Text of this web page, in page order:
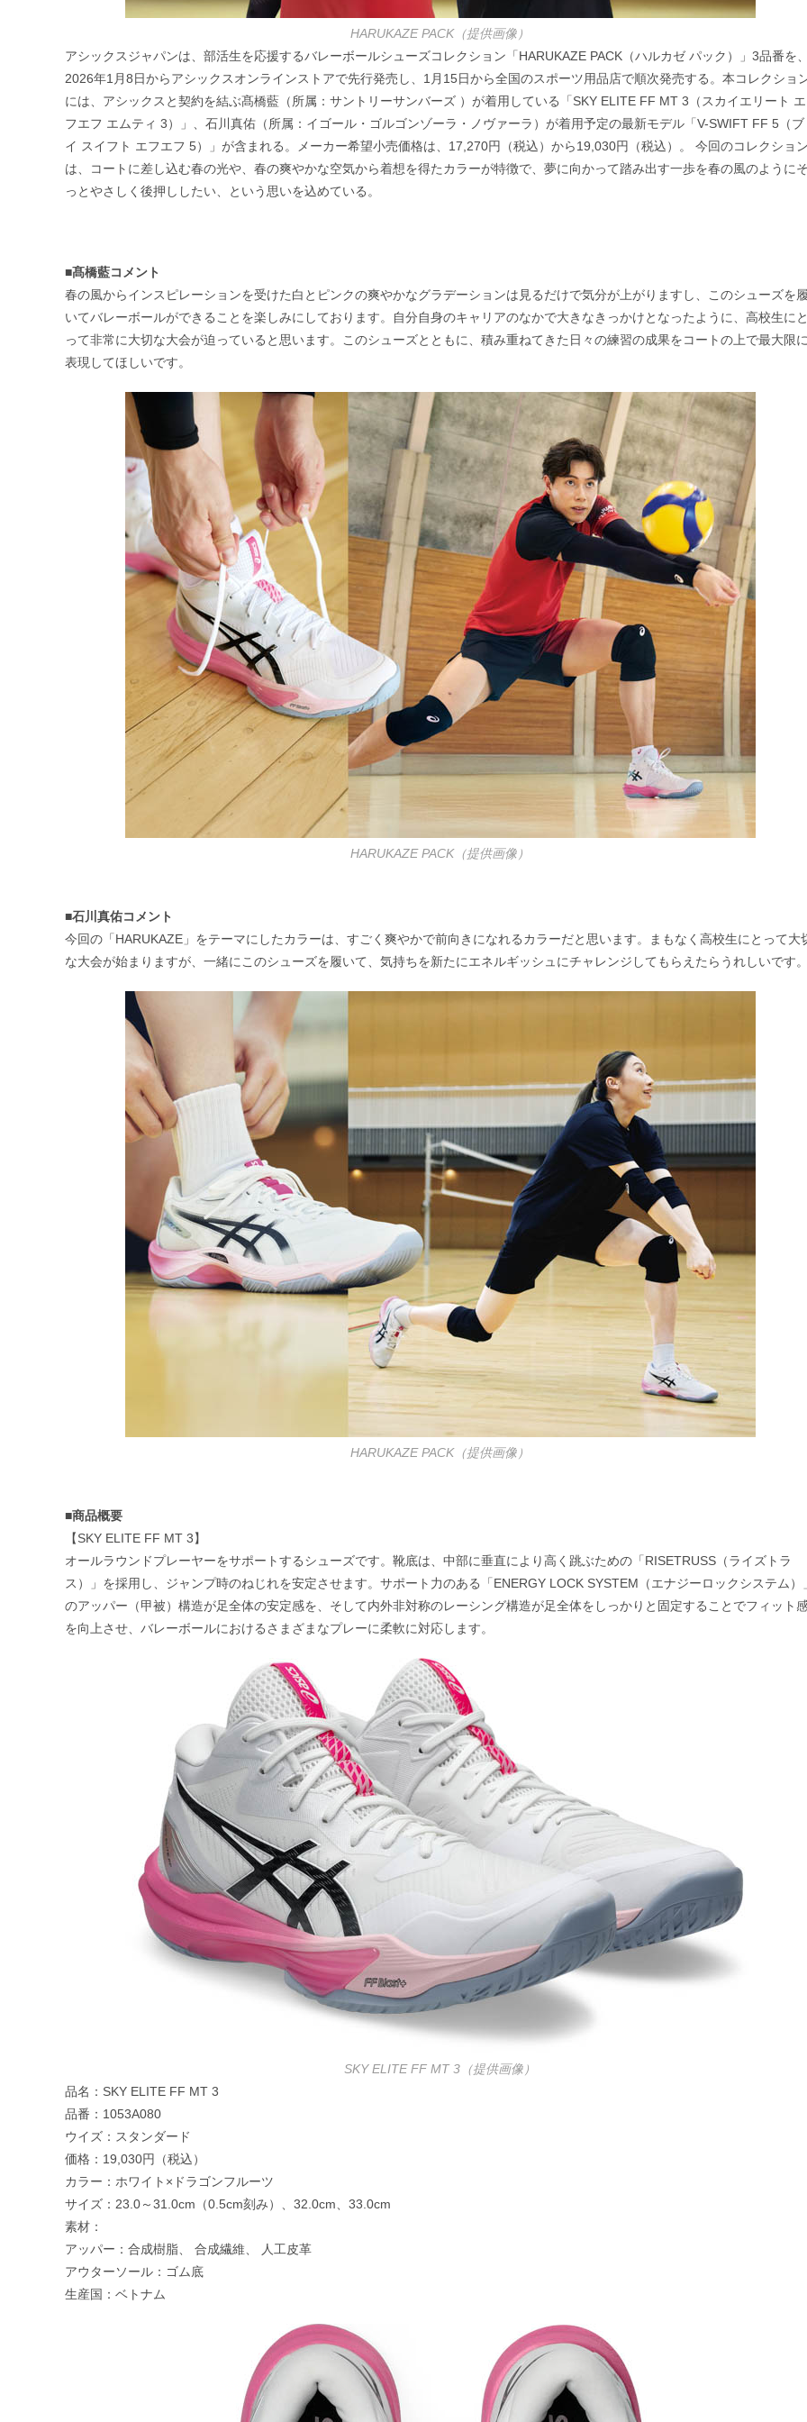
HARUKAZE PACK（提供画像）
アシックスジャパンは、部活生を応援するバレーボールシューズコレクション「HARUKAZE PACK（ハルカゼ パック）」3品番を
2026年1月8日からアシックスオンラインストアで先行発売し、1月15日から全国のスポーツ用品店で順次発売する。本コレクショ
には、アシックスと契約を結ぶ髙橋藍（所属：サントリーサンバーズ ）が着用している「SKY ELITE FF MT 3（スカイエリート エ
フエフ エムティ 3）」、石川真佑（所属：イゴール・ゴルゴンゾーラ・ノヴァーラ）が着用予定の最新モデル「V-SWIFT FF 5（ブ
イ スイフト エフエフ 5）」が含まれる。メーカー希望小売価格は、17,270円（税込）から19,030円（税込）。 今回のコレクショ
は、コートに差し込む春の光や、春の爽やかな空気から着想を得たカラーが特徴で、夢に向かって踏み出す一歩を春の風のように
っとやさしく後押ししたい、という思いを込めている。
■髙橋藍コメント
春の風からインスピレーションを受けた白とピンクの爽やかなグラデーションは見るだけで気分が上がりますし、このシューズを
いてバレーボールができることを楽しみにしております。自分自身のキャリアのなかで大きなきっかけとなったように、高校生に
って非常に大切な大会が迫っていると思います。このシューズとともに、積み重ねてきた日々の練習の成果をコートの上で最大限
表現してほしいです。
HARUKAZE PACK（提供画像）
■石川真佑コメント
今回の「HARUKAZE」をテーマにしたカラーは、すごく爽やかで前向きになれるカラーだと思います。まもなく高校生にとって大
な大会が始まりますが、一緒にこのシューズを履いて、気持ちを新たにエネルギッシュにチャレンジしてもらえたらうれしいです
HARUKAZE PACK（提供画像）
■商品概要
【SKY ELITE FF MT 3】
オールラウンドプレーヤーをサポートするシューズです。靴底は、中部に垂直により高く跳ぶための「RISETRUSS（ライズトラ
ス）」を採用し、ジャンプ時のねじれを安定させます。サポート力のある「ENERGY LOCK SYSTEM（エナジーロックシステム）
のアッパー（甲被）構造が足全体の安定感を、そして内外非対称のレーシング構造が足全体をしっかりと固定することでフィット
を向上させ、バレーボールにおけるさまざまなプレーに柔軟に対応します。
SKY ELITE FF MT 3（提供画像）
品名：SKY ELITE FF MT 3
品番：1053A080
ウイズ：スタンダード
価格：19,030円（税込）
カラー：ホワイト×ドラゴンフルーツ
サイズ：23.0～31.0cm（0.5cm刻み）、32.0cm、33.0cm
素材：
アッパー：合成樹脂、 合成繊維、 人工皮革
アウターソール：ゴム底
生産国：ベトナム